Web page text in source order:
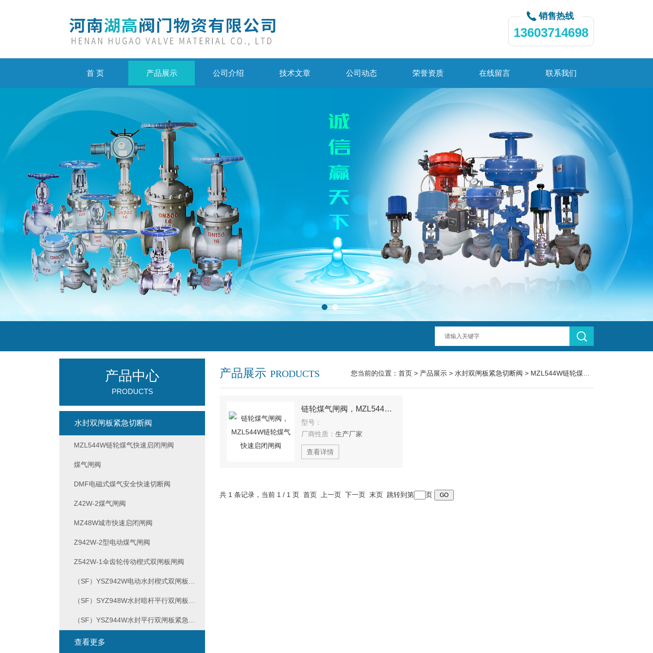
销售热线
13603714698
首 页 产品展示 公司介绍 技术文章 公司动态 荣誉资质 在线留言 联系我们
产品展示 PRODUCTS 您当前的位置： 首页 > 产品展示 > 水封双闸板紧急切断阀 > MZL544W链轮煤气快速启闭闸阀
链轮煤气闸阀，MZL544W链轮煤气快速启闭闸阀
型号：
厂商性质： 生产厂家
查看详情
共 1 条记录，当前 1 / 1 页 首页 上一页 下一页 末页 跳转到第 页
产品中心
PRODUCTS
水封双闸板紧急切断阀
MZL544W链轮煤气快速启闭闸阀
煤气闸阀
DMF电磁式煤气安全快速切断阀
Z42W-2煤气闸阀
MZ48W城市快速启闭闸阀
Z942W-2型电动煤气闸阀
Z542W-1伞齿轮传动楔式双闸板闸阀
查看更多